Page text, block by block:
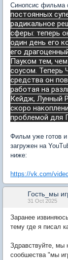
Синопсис фильма
постоянных
радикальное
сферы: теперь
один день его
его
Пауком тем,
соусом. Теперь
средства он
работая на
Кейдж, Лунный
скоро
проблемой для
Фильм уже готов и
загружен на
ниже:
https://vk.com/
Гость_мы
31 Oct 2025
Заранее
тему где я писал
Здравствуйте, мы
сообшества "мы